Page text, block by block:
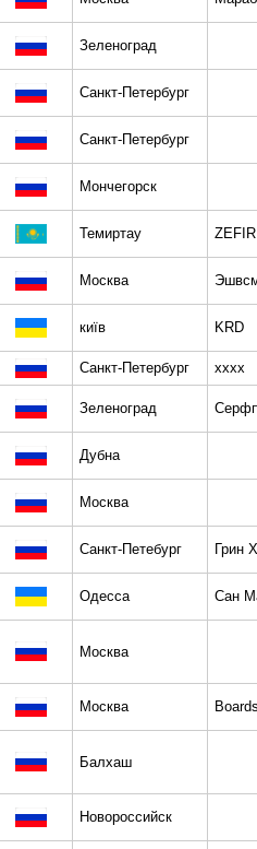
Зеленоград
Санкт-Петербург
Санкт-Петербург
Мончегорск
Темиртау ZEFIR
Москва
київ KRD
Санкт-Петербург xxxx
Зеленоград
Дубна
Москва
Санкт-Петебург Грин
Одесса Сан
Москва
Москва
Балхаш
Новороссийск